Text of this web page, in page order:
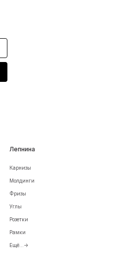
Лепнина
Карнизы
Молдинги
Фризы
Углы
Розетки
Рамки
Ещё...->